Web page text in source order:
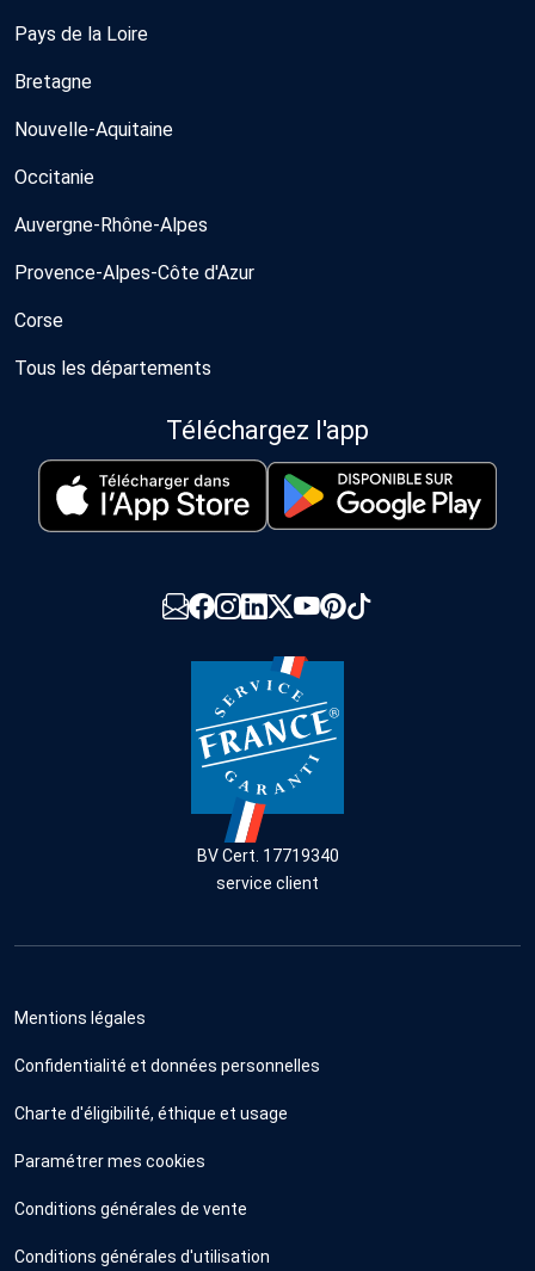
Pays de la Loire
Bretagne
Nouvelle-Aquitaine
Occitanie
Auvergne-Rhône-Alpes
Provence-Alpes-Côte d'Azur
Corse
Tous les départements
Téléchargez l'app
BV Cert. 17719340
service client
Mentions légales
Confidentialité et données personnelles
Charte d'éligibilité, éthique et usage
Paramétrer mes cookies
Conditions générales de vente
Conditions générales d'utilisation